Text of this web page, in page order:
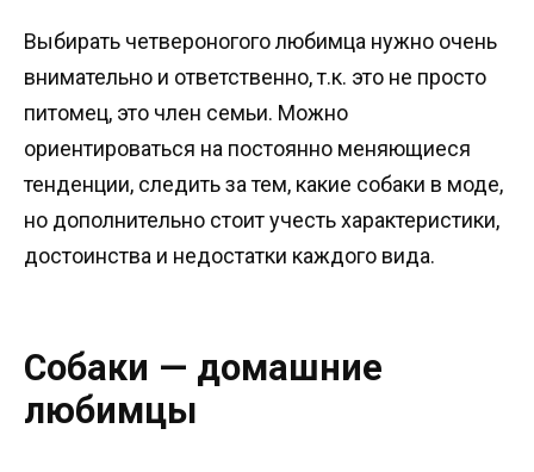
Выбирать четвероногого любимца нужно очень
внимательно и ответственно, т.к. это не просто
питомец, это член семьи. Можно
ориентироваться на постоянно меняющиеся
тенденции, следить за тем, какие собаки в моде,
но дополнительно стоит учесть характеристики,
достоинства и недостатки каждого вида.
Собаки — домашние
любимцы